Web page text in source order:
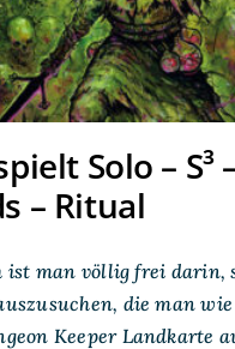
Solo – S³
– Ritual
ist man völlig frei darin,
die man
Keeper Landkarte